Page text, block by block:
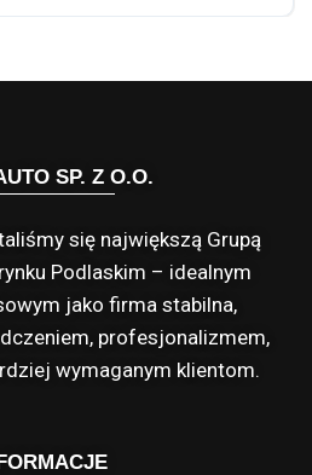
SP. Z O.O.
się największą Grupą
Podlaskim – idealnym
jako firma stabilna,
profesjonalizmem,
wymaganym klientom.